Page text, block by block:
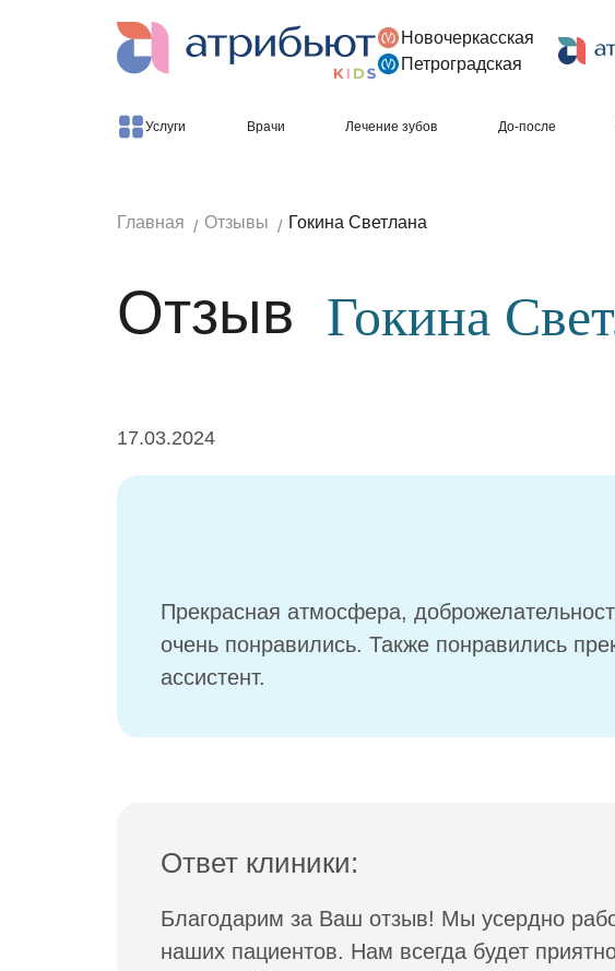
Версия для слабовидящих
Новочеркасская
Петроградская
Услуги Врачи Лечение зубов До-после
Главная Отзывы Гокина Светлана
Отзыв Гокина
17.03.2024
Прекрасная атмосфера,
очень понравились. Также понравились
ассистент.
Ответ клиники:
Благодарим за Ваш отзыв! Мы усердно
наших пациентов. Нам всегда будет